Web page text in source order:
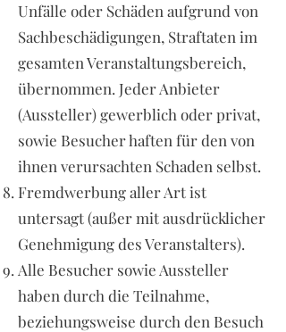
Unfälle oder Schäden aufgrund von
Sachbeschädigungen, Straftaten im
gesamten Veranstaltungsbereich,
übernommen. Jeder Anbieter
(Aussteller) gewerblich oder privat,
sowie Besucher haften für den von
ihnen verursachten Schaden selbst.
Fremdwerbung aller Art ist
untersagt (außer mit ausdrücklicher
Genehmigung des Veranstalters).
Alle Besucher sowie Aussteller
haben durch die Teilnahme,
beziehungsweise durch den Besuch